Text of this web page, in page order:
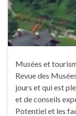
Musées et
Revue des
jours et qui est
et de conseils
Potentiel et les